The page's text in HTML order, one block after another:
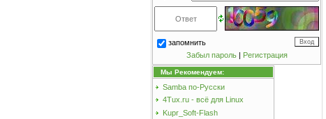
запомнить
Забыл пароль| Регистрация
Мы Рекомендуем:
Samba по-Русски
4Tux.ru - всё для Linux
Kupr_Soft-Flash